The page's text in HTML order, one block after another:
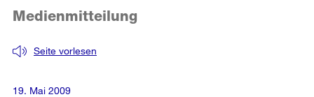
Seite vorlesen
Medienmitteilung
19. Mai 2009